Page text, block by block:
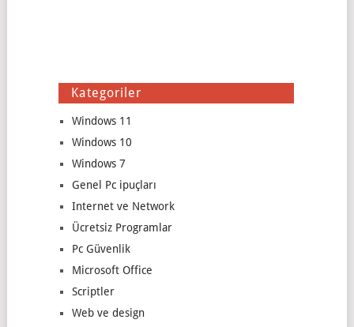
Kategoriler
Windows 11
Windows 10
Windows 7
Genel Pc ipuçları
Internet ve Network
Ücretsiz Programlar
Pc Güvenlik
Microsoft Office
Scriptler
Web ve design